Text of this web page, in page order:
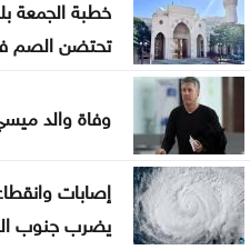
مليوناً
تحذيرات أمنية من مواكب
نتائج التوجيهي
جيش الاحتلال يواصل
النازحين بغزة
خطبة الجمعة
تحتضن الصم
وفاة والد
إصابات
يضرب جنوب